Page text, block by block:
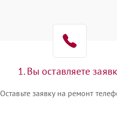
1. Вы оставляете
Оставьте заявку на ремонт